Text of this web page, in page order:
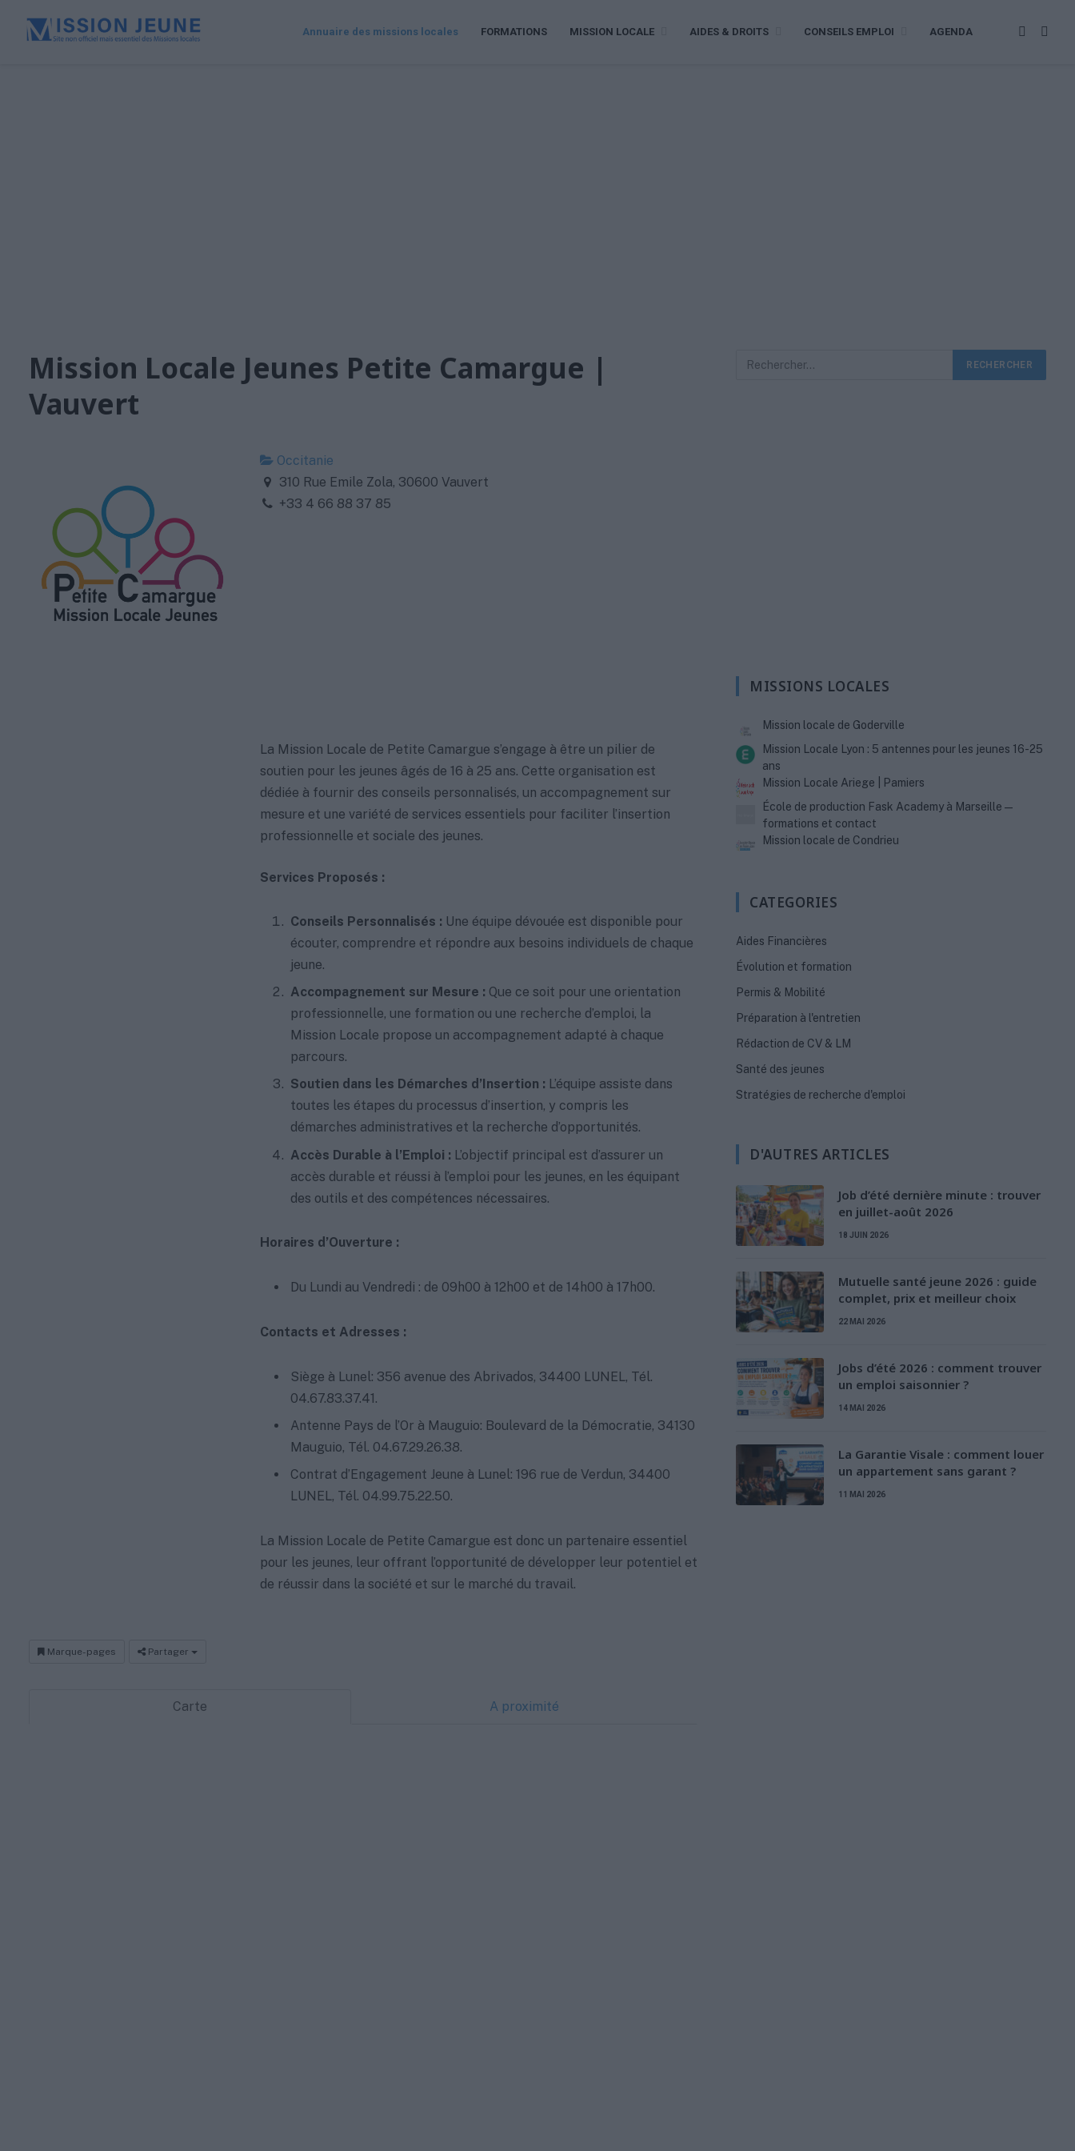
Annuaire des missions locales FORMATIONS MISSION LOCALE AIDES & DROITS CONSEILS EMPLOI AGENDA
Mission Locale Jeunes Petite Camargue |
Vauvert
Occitanie
310 Rue Emile Zola, 30600 Vauvert
+33 4 66 88 37 85
La Mission Locale de Petite Camargue s’engage à être un pilier de
soutien pour les jeunes âgés de 16 à 25 ans. Cette organisation est
dédiée à fournir des conseils personnalisés, un accompagnement sur
mesure et une variété de services essentiels pour faciliter l’insertion
professionnelle et sociale des jeunes.
Services Proposés :
Conseils Personnalisés : Une équipe dévouée est disponible pour
écouter, comprendre et répondre aux besoins individuels de chaque
jeune.
Accompagnement sur Mesure : Que ce soit pour une orientation
professionnelle, une formation ou une recherche d’emploi, la
Mission Locale propose un accompagnement adapté à chaque
parcours.
Soutien dans les Démarches d’Insertion : L’équipe assiste dans
toutes les étapes du processus d’insertion, y compris les
démarches administratives et la recherche d’opportunités.
Accès Durable à l’Emploi : L’objectif principal est d’assurer un
accès durable et réussi à l’emploi pour les jeunes, en les équipant
des outils et des compétences nécessaires.
Horaires d’Ouverture :
Du Lundi au Vendredi : de 09h00 à 12h00 et de 14h00 à 17h00.
Contacts et Adresses :
Siège à Lunel: 356 avenue des Abrivados, 34400 LUNEL, Tél.
04.67.83.37.41.
Antenne Pays de l’Or à Mauguio: Boulevard de la Démocratie, 34130
Mauguio, Tél. 04.67.29.26.38.
Contrat d’Engagement Jeune à Lunel: 196 rue de Verdun, 34400
LUNEL, Tél. 04.99.75.22.50.
La Mission Locale de Petite Camargue est donc un partenaire essentiel
pour les jeunes, leur offrant l’opportunité de développer leur potentiel et
de réussir dans la société et sur le marché du travail.
Marque-pages Partager
Carte A proximité
MISSIONS LOCALES
Mission locale de Goderville
Mission Locale Lyon : 5 antennes pour les jeunes 16-25
ans
Mission Locale Ariege | Pamiers
École de production Fask Academy à Marseille —
formations et contact
Mission locale de Condrieu
CATEGORIES
Aides Financières
Évolution et formation
Permis & Mobilité
Préparation à l'entretien
Rédaction de CV & LM
Santé des jeunes
Stratégies de recherche d'emploi
D'AUTRES ARTICLES
Job d’été dernière minute : trouver
en juillet-août 2026
18 JUIN 2026
Mutuelle santé jeune 2026 : guide
complet, prix et meilleur choix
22 MAI 2026
Jobs d’été 2026 : comment trouver
un emploi saisonnier ?
14 MAI 2026
La Garantie Visale : comment louer
un appartement sans garant ?
11 MAI 2026